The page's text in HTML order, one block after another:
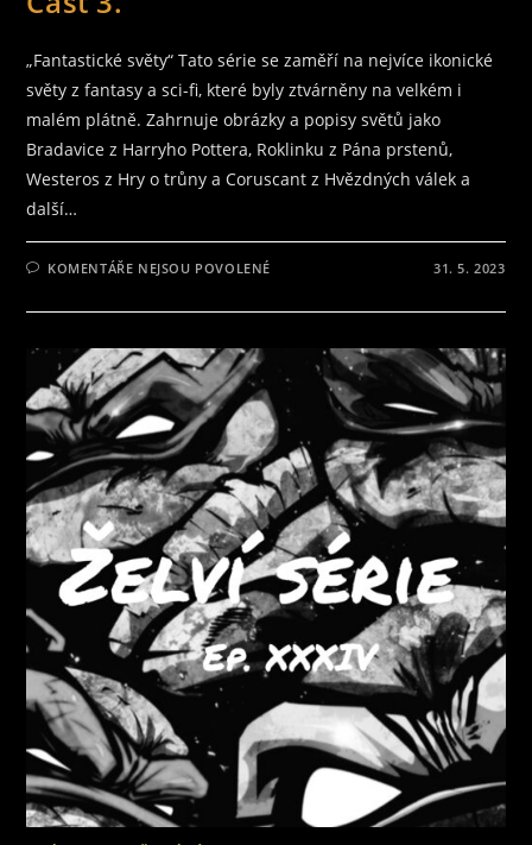
„Fantastické světy“ Tato série se zaměří na nejvíce ikonické
světy z fantasy a sci-fi, které byly ztvárněny na velkém i
malém plátně. Zahrnuje obrázky a popisy světů jako
Bradavice z Harryho Pottera, Roklinku z Pána prstenů,
Westeros z Hry o trůny a Coruscant z Hvězdných válek a
další…
KOMENTÁŘE NEJSOU POVOLENÉ
NÁZVEM
FANTAZIE:
NEJLEPŠÍ
KTERÉ
INSPIROVALY
CELOU
GENERACI
ČÁST
3.
31. 5. 2023